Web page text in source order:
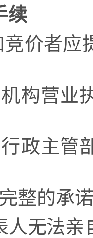
续
竞价者应
构营业
政主管
整的承
人无法亲